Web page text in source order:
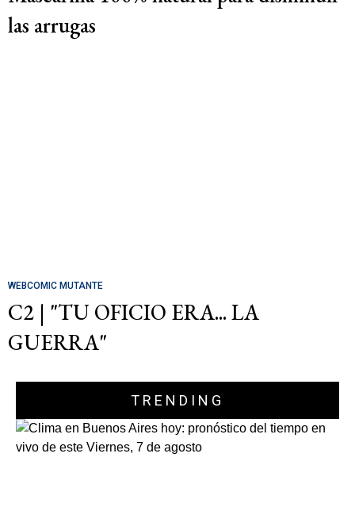
las arrugas
WEBCOMIC MUTANTE
C2 | "TU OFICIO ERA... LA
GUERRA"
TRENDING